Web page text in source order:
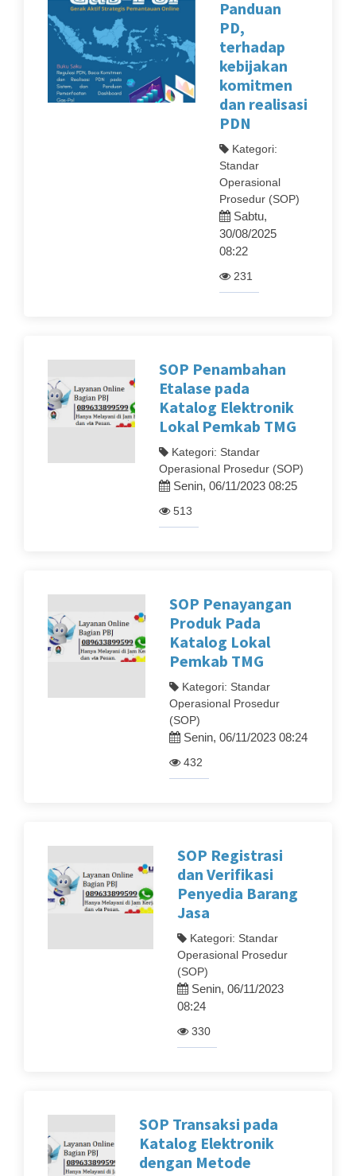
Panduan
PD,
terhadap
kebijakan
komitmen
dan realisasi
PDN
Kategori:
Standar
Operasional
Prosedur (SOP)
Sabtu,
30/08/2025
08:22
231
SOP Penambahan
Etalase pada
Katalog Elektronik
Lokal Pemkab TMG
Kategori: Standar
Operasional Prosedur (SOP)
Senin, 06/11/2023 08:25
513
SOP Penayangan
Produk Pada
Katalog Lokal
Pemkab TMG
Kategori: Standar
Operasional Prosedur
(SOP)
Senin, 06/11/2023 08:24
432
SOP Registrasi
dan Verifikasi
Penyedia Barang
Jasa
Kategori: Standar
Operasional Prosedur
(SOP)
Senin, 06/11/2023
08:24
330
SOP Transaksi pada
Katalog Elektronik
dengan Metode